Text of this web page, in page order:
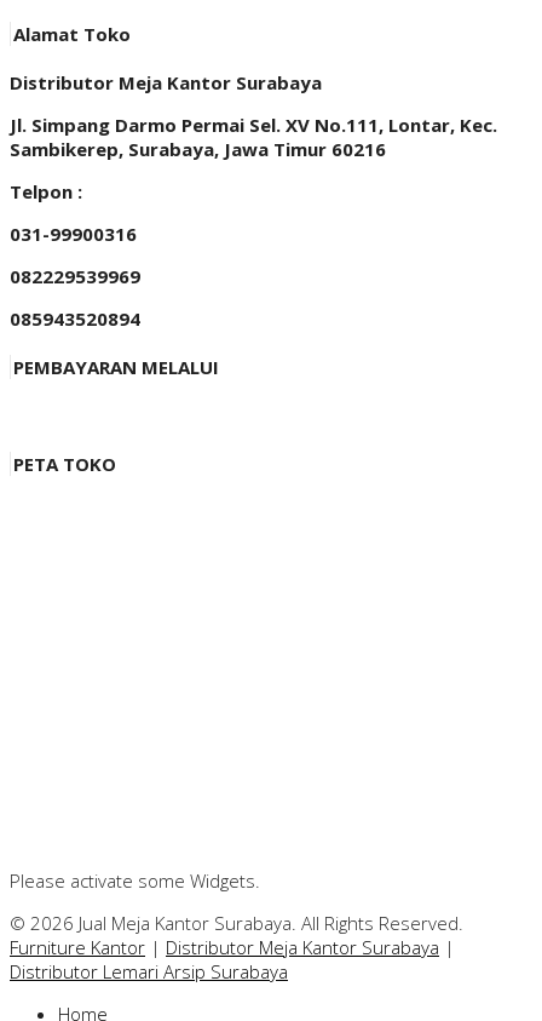
Alamat Toko
Distributor Meja Kantor Surabaya
Jl. Simpang Darmo Permai Sel. XV No.111, Lontar, Kec.
Sambikerep, Surabaya, Jawa Timur 60216
Telpon :
031-99900316
082229539969
085943520894
PEMBAYARAN MELALUI
PETA TOKO
Please activate some Widgets.
© 2026 Jual Meja Kantor Surabaya. All Rights Reserved.
Furniture Kantor | Distributor Meja Kantor Surabaya |
Distributor Lemari Arsip Surabaya
Home